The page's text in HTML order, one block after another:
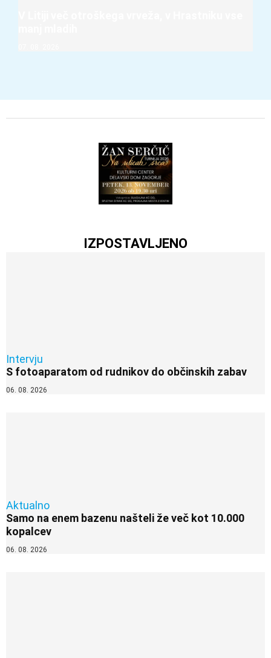
IZPOSTAVLJENO
Intervju
S fotoaparatom od rudnikov do občinskih zabav
06. 08. 2026
Aktualno
Samo na enem bazenu našteli že več kot 10.000
kopalcev
06. 08. 2026